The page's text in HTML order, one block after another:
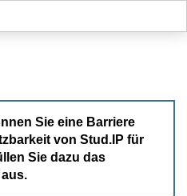
Sie eine Barriere
von Stud.IP für
Sie dazu das